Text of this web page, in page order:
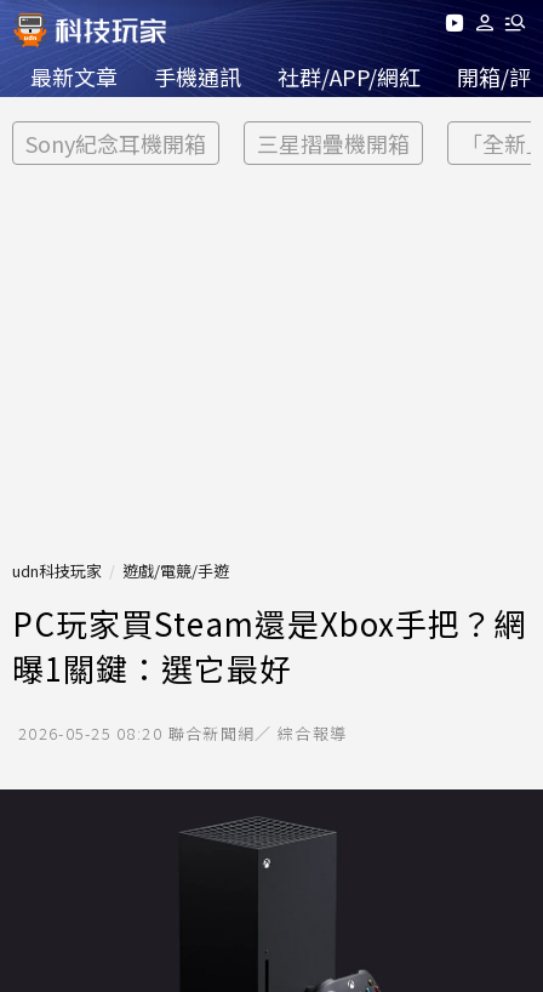
最新文章 手機通訊 社群/APP/網紅 開箱/評
Sony紀念耳機開箱 三星摺疊機開箱 「全新
udn科技玩家 遊戲/電競/手遊
PC玩家買Steam還是Xbox手把？網
曝1關鍵：選它最好
2026-05-25 08:20 聯合新聞網／ 綜合報導